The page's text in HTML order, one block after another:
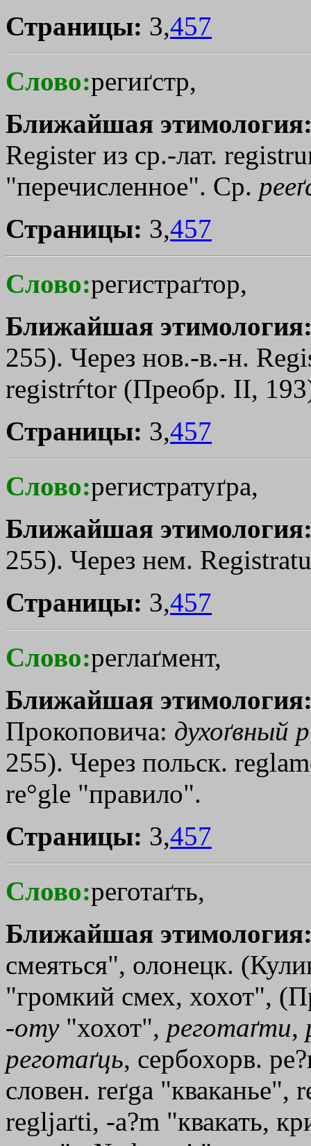
Страницы: 3,457
Слово:региґстр,
Ближайшая
Register из ср.-лат.
"перечисленное". Ср.
Страницы: 3,457
Слово:регистраґтор,
Ближайшая
255). Через нов.-в.-н.
registrѓtor (Преобр. II,
Страницы: 3,457
Слово:регистратуґра,
Ближайшая
255). Через нем.
Страницы: 3,457
Слово:реглаґмент,
Ближайшая
Прокоповича: духоґвный р
255). Через польск.
re°glе "правило".
Страницы: 3,457
Слово:реготаґть,
Ближайшая
смеяться", олонецк.
"громкий смех, хохот",
-оту"хохот", реготаґти,
реготаґць, сербохорв.
словен. reґgа "кваканье",
regljaґti, -а?m "квакать,